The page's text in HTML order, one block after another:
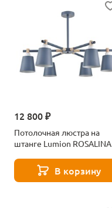
12 800 ₽
Потолочная люстра на
штанге Lumion ROSALINA
В корзину